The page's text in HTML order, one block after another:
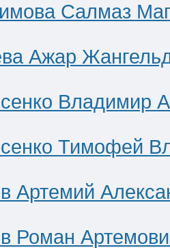
Салмаз
Ажар
Владимир
Тимофей
Артемий
Роман